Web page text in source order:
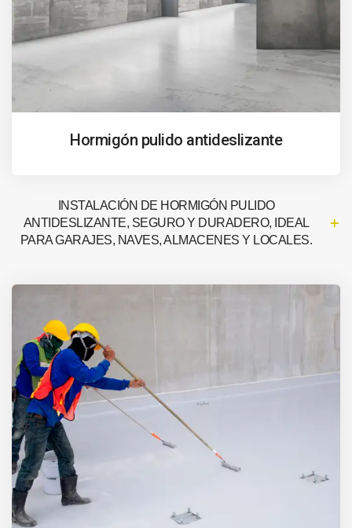
Hormigón pulido antideslizante
INSTALACIÓN DE HORMIGÓN PULIDO
ANTIDESLIZANTE, SEGURO Y DURADERO, IDEAL
PARA GARAJES, NAVES, ALMACENES Y LOCALES.